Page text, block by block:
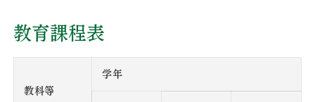
教育課程表
教科等
学年